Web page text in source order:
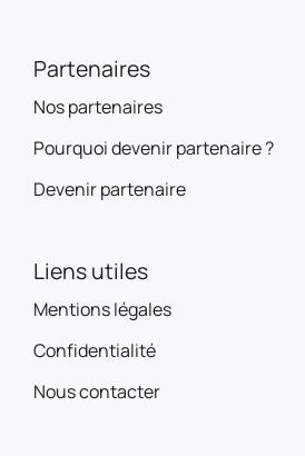
Partenaires
Nos partenaires
Pourquoi devenir partenaire ?
Devenir partenaire
Liens utiles
Mentions légales
Confidentialité
Nous contacter